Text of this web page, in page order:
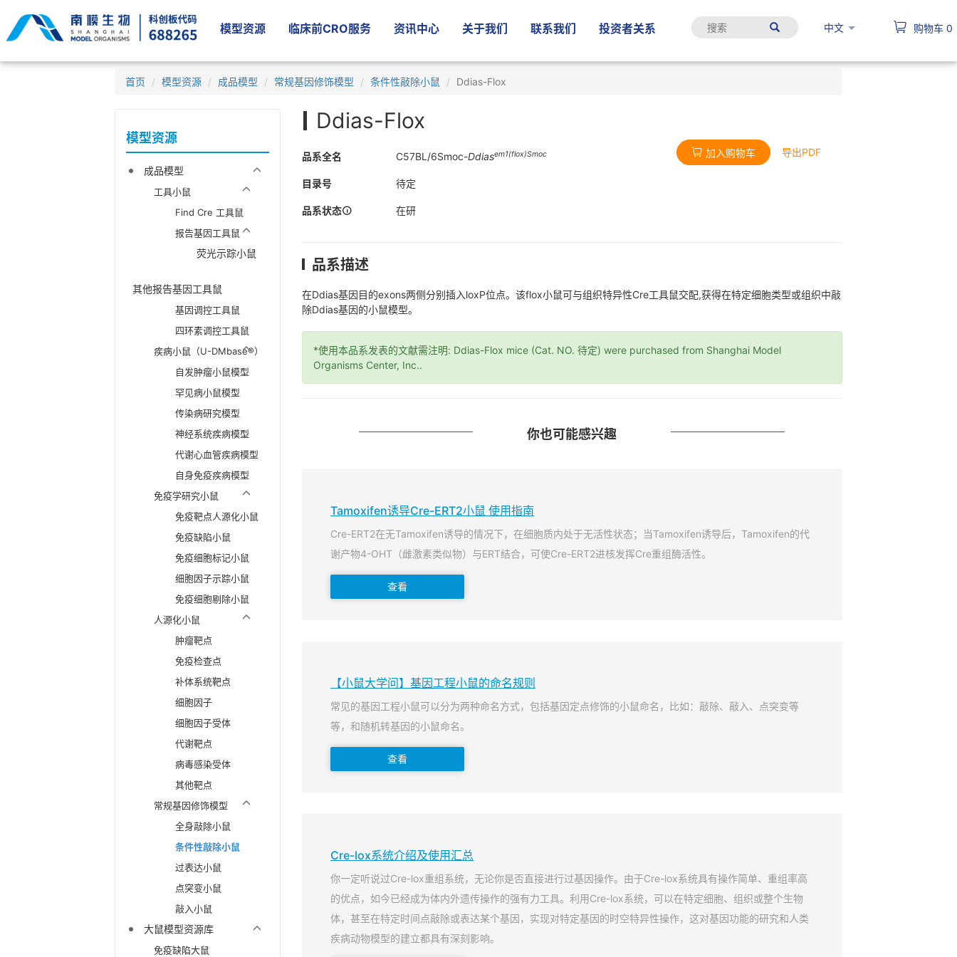
模型资源 临床前CRO服务 资讯中心 关于我们 联系我们 投资者关系 中文 购物车 0
首页 模型资源 成品模型 常规基因修饰模型 条件性敲除小鼠 Ddias-Flox
模型资源
成品模型
工具小鼠
Find Cre 工具鼠
报告基因工具鼠
荧光示踪小鼠
其他报告基因工具鼠
基因调控工具鼠
四环素调控工具鼠
疾病小鼠（U-DMbase®）
自发肿瘤小鼠模型
罕见病小鼠模型
传染病研究模型
神经系统疾病模型
代谢心血管疾病模型
自身免疫疾病模型
免疫学研究小鼠
免疫靶点人源化小鼠
免疫缺陷小鼠
免疫细胞标记小鼠
细胞因子示踪小鼠
免疫细胞剔除小鼠
人源化小鼠
肿瘤靶点
免疫检查点
补体系统靶点
细胞因子
细胞因子受体
代谢靶点
病毒感染受体
其他靶点
常规基因修饰模型
全身敲除小鼠
条件性敲除小鼠
过表达小鼠
点突变小鼠
敲入小鼠
大鼠模型资源库
免疫缺陷大鼠
Ddias-Flox
品系全名 C57BL/6Smoc-Ddiasem1(flox)Smoc
目录号 待定
品系状态 在研
加入购物车 导出PDF
品系描述
在Ddias基因目的exons两侧分别插入loxP位点。该flox小鼠可与组织特异性Cre工具鼠交配,获得在特定细胞类型或组织中敲
除Ddias基因的小鼠模型。
*使用本品系发表的文献需注明: Ddias-Flox mice (Cat. NO. 待定) were purchased from Shanghai Model
Organisms Center, Inc..
你也可能感兴趣
Tamoxifen诱导Cre-ERT2小鼠 使用指南
Cre-ERT2在无Tamoxifen诱导的情况下，在细胞质内处于无活性状态；当Tamoxifen诱导后，Tamoxifen的代
谢产物4-OHT（雌激素类似物）与ERT结合，可使Cre-ERT2进核发挥Cre重组酶活性。
查看
【小鼠大学问】基因工程小鼠的命名规则
常见的基因工程小鼠可以分为两种命名方式，包括基因定点修饰的小鼠命名，比如：敲除、敲入、点突变等
等，和随机转基因的小鼠命名。
查看
Cre-lox系统介绍及使用汇总
你一定听说过Cre-lox重组系统，无论你是否直接进行过基因操作。由于Cre-lox系统具有操作简单、重组率高
的优点，如今已经成为体内外遗传操作的强有力工具。利用Cre-lox系统，可以在特定细胞、组织或整个生物
体，甚至在特定时间点敲除或表达某个基因，实现对特定基因的时空特异性操作，这对基因功能的研究和人类
疾病动物模型的建立都具有深刻影响。